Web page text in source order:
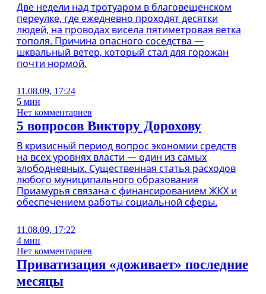
Две недели над тротуаром в благовещенском
переулке, где ежедневно проходят десятки
людей, на проводах висела пятиметровая ветка
тополя. Причина опасного соседства —
шквальный ветер, который стал для горожан
почти нормой.
11.08.09, 17:24
5 мин
Нет комментариев
5 вопросов Виктору Дорохову
В кризисный период вопрос экономии средств
на всех уровнях власти — один из самых
злободневных. Существенная статья расходов
любого муниципального образования
Приамурья связана с финансированием ЖКХ и
обеспечением работы социальной сферы.
11.08.09, 17:22
4 мин
Нет комментариев
Приватизация «доживает» последние
месяцы